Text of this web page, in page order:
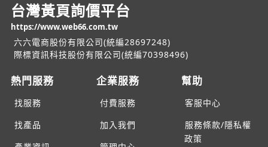
台灣黃頁詢價平台
https://www.web66.com.tw
六六電商股份有限公司(統編28697248)
際標資訊科技股份有限公司(統編70398496)
熱門服務
找服務
找產品
企業服務
付費服務
加入我們
幫助
客服中心
服務條款/隱私權
政策